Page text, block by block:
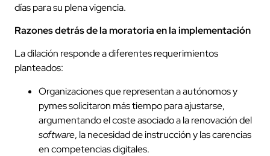
días para su plena vigencia.
Razones detrás de la moratoria en la implementación
La dilación responde a diferentes requerimientos
planteados:
Organizaciones que representan a autónomos y
pymes solicitaron más tiempo para ajustarse,
argumentando el coste asociado a la renovación del
software, la necesidad de instrucción y las carencias
en competencias digitales.